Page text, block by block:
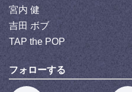
宮内 健
吉田 ボブ
TAP the POP
フォローする